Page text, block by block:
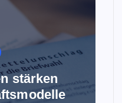
stärken